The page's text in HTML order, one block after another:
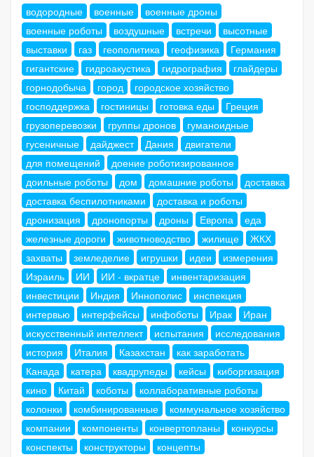
водородные
военные
военные дроны
военные роботы
воздушные встречи
высотные
выставки
газ геополитика геофизика
Германия
гигантские
гидроакустика гидрография
глайдеры
горнодобыча
город
городское хозяйство
господдержка
гостиницы готовка еды
Греция
грузоперевозки
группы дронов
гуманоидные
гусеничные
дайджест Дания
двигатели
для помещений
доение роботизированное
доильные роботы
дом домашние роботы
доставка
доставка беспилотниками
доставка и роботы
дронизация
дронопорты дроны Европа
еда
железные дороги
животноводство жилище
ЖКХ
захваты
земледелие игрушки идеи
измерения
Израиль
ИИ ИИ - вкратце
инвентаризация
инвестиции
Индия Иннополис
инспекция
интервью
интерфейсы инфоботы Ирак
Иран
искусственный интеллект
испытания
исследования
история
Италия Казахстан
как заработать
Канада
катера квадрупеды кейсы
киборгизация
кино
Китай коботы
коллаборативные роботы
колонки
комбинированные
коммунальное хозяйство
компании
компоненты конвертопланы
конкурсы
конспекты
конструкторы
концепты